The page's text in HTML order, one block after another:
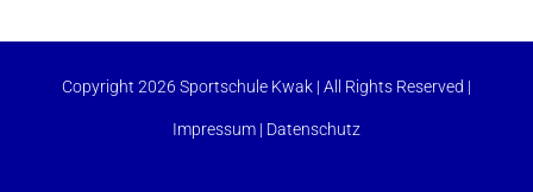
Copyright 2026 Sportschule Kwak | All Rights Reserved |
Impressum | Datenschutz